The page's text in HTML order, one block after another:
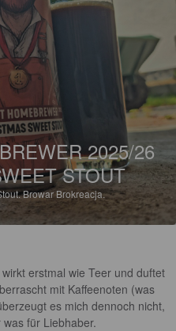
2025/26
STOUT
Browar Brokreacja.
erstmal wie Teer und duftet
mit Kaffeenoten (was
es mich dennoch nicht,
für Liebhaber.